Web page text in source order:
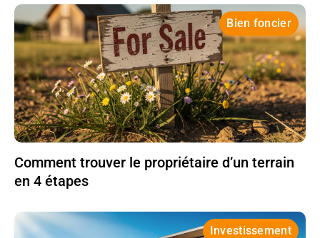
Bien foncier
Comment trouver le propriétaire d’un terrain
en 4 étapes
Investissement